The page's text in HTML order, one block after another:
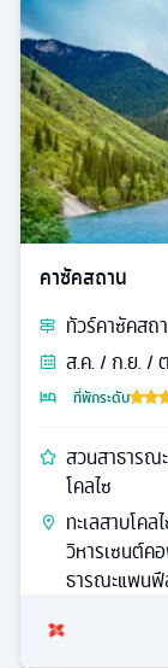
คาซัคสถาน
ทัวร์คาซัคสถ
ส.ค. / ก.ย. /
ที่พักระดับ
สวนสาธารณ
โคลไซ
ทะเลสาบโค
วิหารเซนต์ค
ธารณะแพนฟี